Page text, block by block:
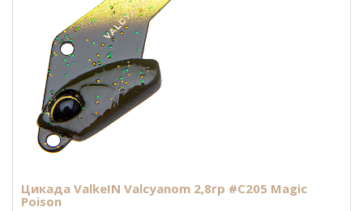
Цикада ValkeIN Valcyanom 2,8гр #C205 Magic
Poison